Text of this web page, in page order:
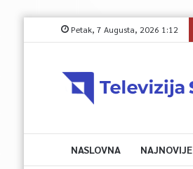
Petak, 7 Augusta, 2026 1:12
NASLOVNA NAJNOVIJE